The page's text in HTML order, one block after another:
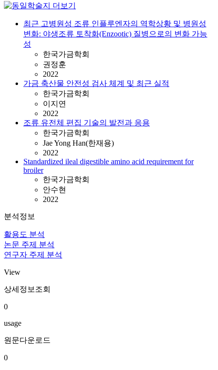
최근 고병원성 조류 인플루엔자의 역학상황 및 병원성
변화: 야생조류 토착화(Enzootic) 질병으로의 변화 가능
성
한국가금학회
권정훈
2022
가금 축산물 안전성 검사 체계 및 최근 실적
한국가금학회
이지연
2022
조류 유전체 편집 기술의 발전과 응용
한국가금학회
Jae Yong Han(한재용)
2022
Standardized ileal digestible amino acid requirement for
broiler
한국가금학회
안수현
2022
분석정보
활용도 분석
논문 주제 분석
연구자 주제 분석
View
상세정보조회
0
usage
원문다운로드
0